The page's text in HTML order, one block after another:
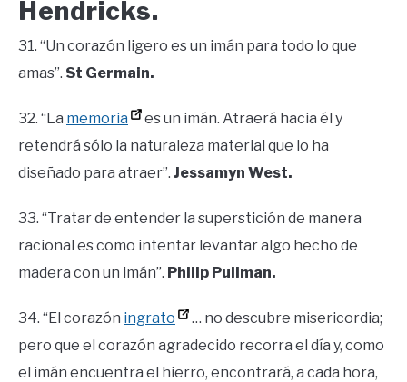
Hendricks.
31. “Un corazón ligero es un imán para todo lo que
amas”. St Germain.
32. “La memoria
es un imán. Atraerá hacia él y
retendrá sólo la naturaleza material que lo ha
diseñado para atraer”. Jessamyn West.
33. “Tratar de entender la superstición de manera
racional es como intentar levantar algo hecho de
madera con un imán”. Philip Pullman.
34. “El corazón ingrato
… no descubre misericordia;
pero que el corazón agradecido recorra el día y, como
el imán encuentra el hierro, encontrará, a cada hora,